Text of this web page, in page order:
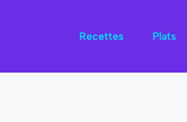
Recettes Plats